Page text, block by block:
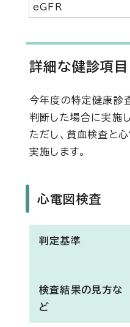
eGFR
詳細な健診項目
今年度の特定健康診
判断した場合に実施し
ただし、貧血検査と
実施します。
心電図検査
判定基準
検査結果の見方な
ど